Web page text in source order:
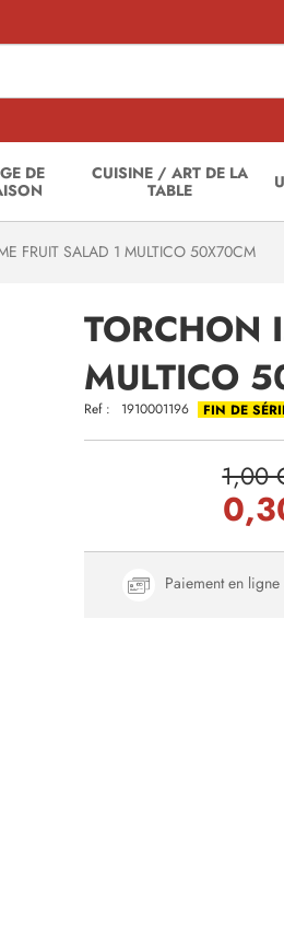
DE
CUISINE / ART DE LA
TABLE
FRUIT SALAD 1 MULTICO 50X70CM
TORCHON
MULTICO
Ref : 1910001196 FIN DE
1,00
Paiement en